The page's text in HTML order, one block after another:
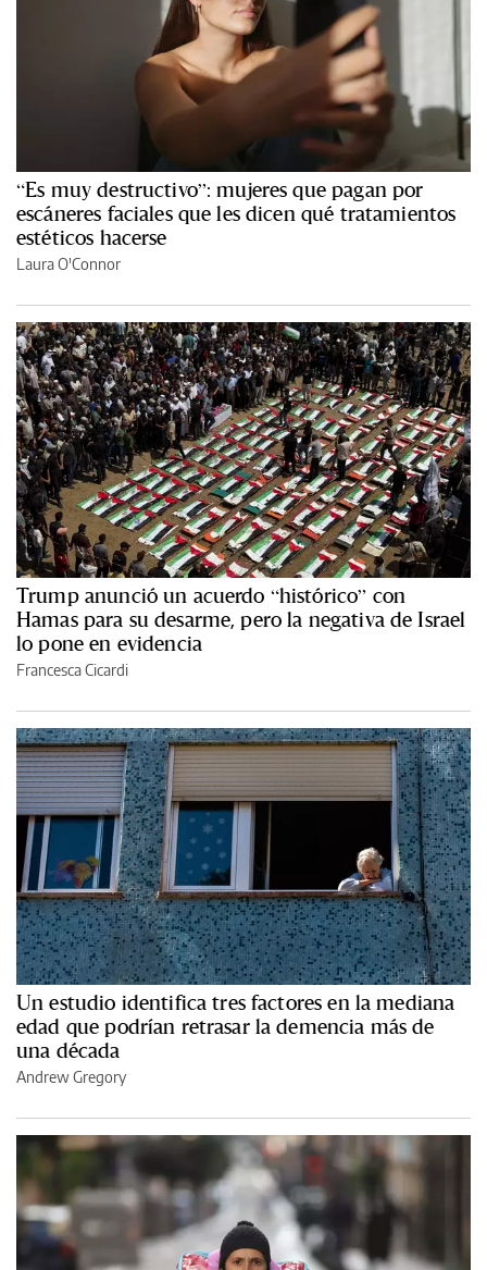
“Es muy destructivo”: mujeres que pagan por
escáneres faciales que les dicen qué tratamientos
estéticos hacerse
Laura O'Connor
Trump anunció un acuerdo “histórico” con
Hamas para su desarme, pero la negativa de Israel
lo pone en evidencia
Francesca Cicardi
Un estudio identifica tres factores en la mediana
edad que podrían retrasar la demencia más de
una década
Andrew Gregory